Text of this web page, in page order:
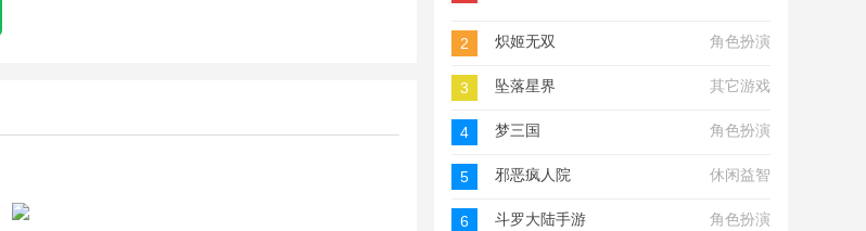
2 炽姬无双 角色扮演
3 坠落星界 其它游戏
4 梦三国 角色扮演
5 邪恶疯人院 休闲益智
6 斗罗大陆手游 角色扮演